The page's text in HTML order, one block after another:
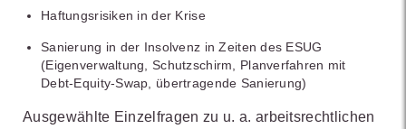
Haftungsrisiken in der Krise
Sanierung in der Insolvenz in Zeiten des ESUG
(Eigenverwaltung, Schutzschirm, Planverfahren mit
Debt-Equity-Swap, übertragende Sanierung)
Ausgewählte Einzelfragen zu u. a. arbeitsrechtlichen